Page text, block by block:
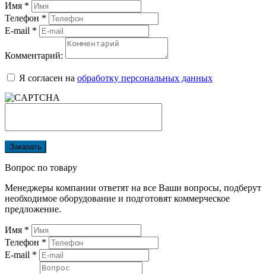
Имя *
Телефон *
E-mail *
Комментарий:
Я согласен на обработку персональных данных
Заказать
Вопрос по товару
Менеджеры компании ответят на все Ваши вопросы, подберут
необходимое оборудование и подготовят коммерческое
предложение.
Имя *
Телефон *
E-mail *